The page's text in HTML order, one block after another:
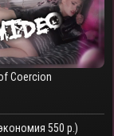
Coercion
550 р.)